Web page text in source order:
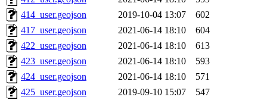
414_user.geojson
2019-10-04 13:07
602
417_user.geojson
2021-06-14 18:10
604
422_user.geojson
2021-06-14 18:10
613
423_user.geojson
2021-06-14 18:10
593
424_user.geojson
2021-06-14 18:10
571
425_user.geojson
2019-09-10 15:07
547